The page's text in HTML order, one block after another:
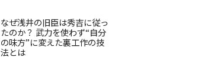
なぜ浅井の旧臣は秀吉に従っ
たのか？ 武力を使わず“自分
の味方”に変えた裏工作の技
法とは